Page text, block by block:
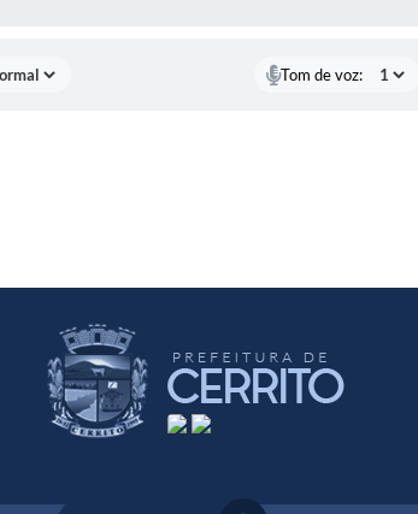
Tom de voz: